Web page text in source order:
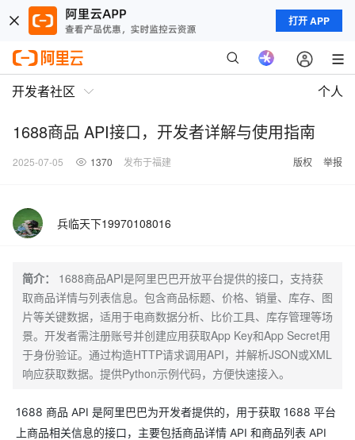
打开 APP
开发者社区 个人
1688商品 API接口，开发者详解与使用指南
2025-07-05 1370 发布于福建 版权 举报
兵临天下19970108016
简介：
1688商品API是阿里巴巴开放平台提供的接口，支持获
取商品详情与列表信息。包含商品标题、价格、销量、库存、图
片等关键数据，适用于电商数据分析、比价工具、库存管理等场
景。开发者需注册账号并创建应用获取App Key和App Secret用
于身份验证。通过构造HTTP请求调用API，并解析JSON或XML
响应获取数据。提供Python示例代码，方便快速接入。
1688 商品 API 是阿里巴巴为开发者提供的，用于获取 1688 平台
上商品相关信息的接口，主要包括商品详情 API 和商品列表 API